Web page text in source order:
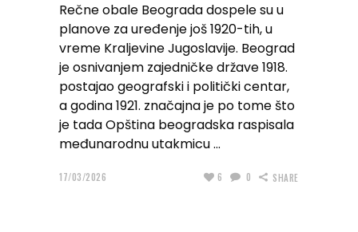
Rečne obale Beograda dospele su u
planove za uređenje još 1920-tih, u
vreme Kraljevine Jugoslavije. Beograd
je osnivanjem zajedničke države 1918.
postajao geografski i politički centar,
a godina 1921. značajna je po tome što
je tada Opština beogradska raspisala
međunarodnu utakmicu
17/03/2026 6 0 SHARE